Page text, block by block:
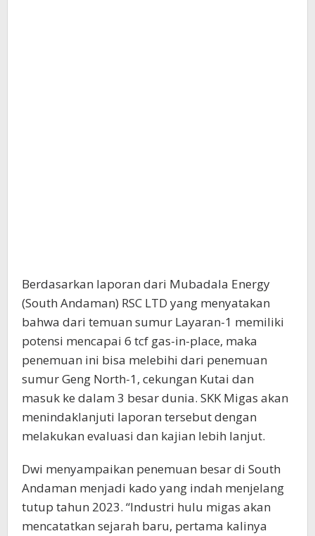
Berdasarkan laporan dari Mubadala Energy
(South Andaman) RSC LTD yang menyatakan
bahwa dari temuan sumur Layaran-1 memiliki
potensi mencapai 6 tcf gas-in-place, maka
penemuan ini bisa melebihi dari penemuan
sumur Geng North-1, cekungan Kutai dan
masuk ke dalam 3 besar dunia. SKK Migas akan
menindaklanjuti laporan tersebut dengan
melakukan evaluasi dan kajian lebih lanjut.
Dwi menyampaikan penemuan besar di South
Andaman menjadi kado yang indah menjelang
tutup tahun 2023. “Industri hulu migas akan
mencatatkan sejarah baru, pertama kalinya